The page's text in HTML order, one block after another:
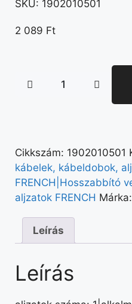
SKU: 1902010501
2 089 Ft
Cikkszám: 1902010501
kábelek, kábeldobok,
FRENCH|Hosszabbító
aljzatok FRENCH Márka:
Leírás
Leírás